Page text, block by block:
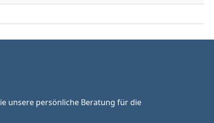
unsere persönliche Beratung für die